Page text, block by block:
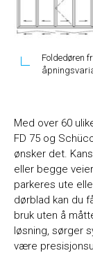
Foldedøren
Med over 60
FD 75 og
ønsker det.
eller begge
parkeres ute
dørblad kan du
bruk uten å
løsning, sørger
være